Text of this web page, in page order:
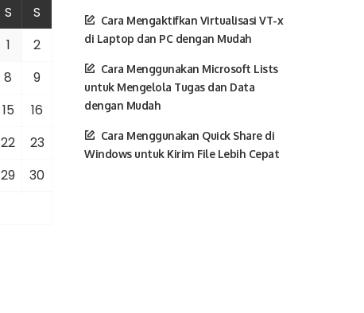
S
S
1
2
8
9
15
16
22
23
29
30
Cara Mengaktifkan Virtualisasi VT-x
di Laptop dan PC dengan Mudah
Cara Menggunakan Microsoft Lists
untuk Mengelola Tugas dan Data
dengan Mudah
Cara Menggunakan Quick Share di
Windows untuk Kirim File Lebih Cepat